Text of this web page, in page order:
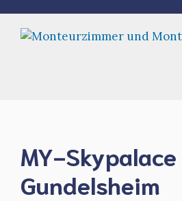
Inhalt
springen
MY-Skypalace
Gundelsheim